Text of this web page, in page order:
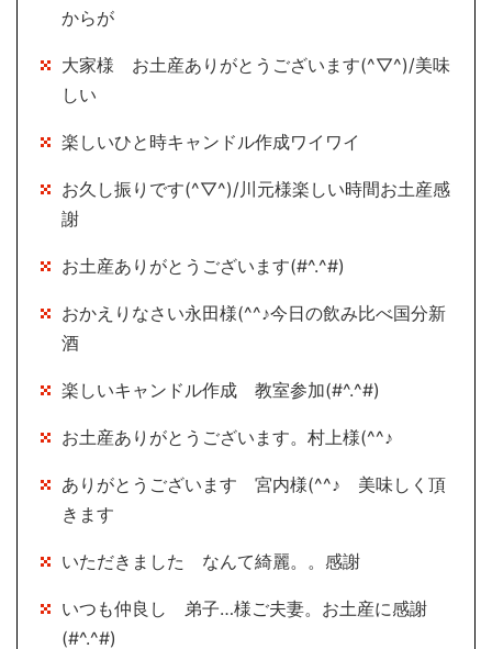
からが
大家様 お土産ありがとうございます(^▽^)/美味
しい
楽しいひと時キャンドル作成ワイワイ
お久し振りです(^▽^)/川元様楽しい時間お土産感
謝
お土産ありがとうございます(#^.^#)
おかえりなさい永田様(^^♪今日の飲み比べ国分新
酒
楽しいキャンドル作成 教室参加(#^.^#)
お土産ありがとうございます。村上様(^^♪
ありがとうございます 宮内様(^^♪ 美味しく頂
きます
いただきました なんて綺麗。。感謝
いつも仲良し 弟子…様ご夫妻。お土産に感謝
(#^.^#)